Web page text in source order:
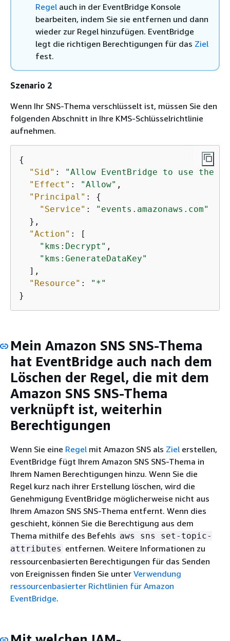
Regel auch in der EventBridge Konsole
bearbeiten, indem Sie sie entfernen und dann
wieder zur Regel hinzufügen. EventBridge
legt die richtigen Berechtigungen für das Ziel
fest.
Szenario 2
Wenn Ihr SNS-Thema verschlüsselt ist, müssen Sie den
folgenden Abschnitt in Ihre KMS-Schlüsselrichtlinie
aufnehmen.
{
"Sid" :
"Allow EventBridge to use the
"Effect" : "Allow" ,
"Principal" : {
"Service" :
"events.amazonaws.com"
  },
"Action" : [
"kms:Decrypt" ,
"kms:GenerateDataKey"
  ],
"Resource" :
"*"
}
Mein Amazon SNS SNS-Thema
hat EventBridge auch nach dem
Löschen der Regel, die mit dem
Amazon SNS SNS-Thema
verknüpft ist, weiterhin
Berechtigungen
Wenn Sie eine Regel mit Amazon SNS als Ziel erstellen,
EventBridge fügt Ihrem Amazon SNS SNS-Thema in
Ihrem Namen Berechtigungen hinzu. Wenn Sie die
Regel kurz nach ihrer Erstellung löschen, wird die
Genehmigung EventBridge möglicherweise nicht aus
Ihrem Amazon SNS SNS-Thema entfernt. Wenn dies
geschieht, können Sie die Berechtigung aus dem
Thema mithilfe des Befehls aws sns set-topic-
attributes entfernen. Weitere Informationen zu
ressourcenbasierten Berechtigungen für das Senden
von Ereignissen finden Sie unter Verwendung
ressourcenbasierter Richtlinien für Amazon
EventBridge.